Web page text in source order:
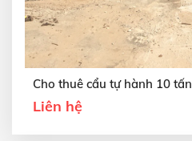
Cho thuê cẩu tự hành 10 tấn
Liên hệ